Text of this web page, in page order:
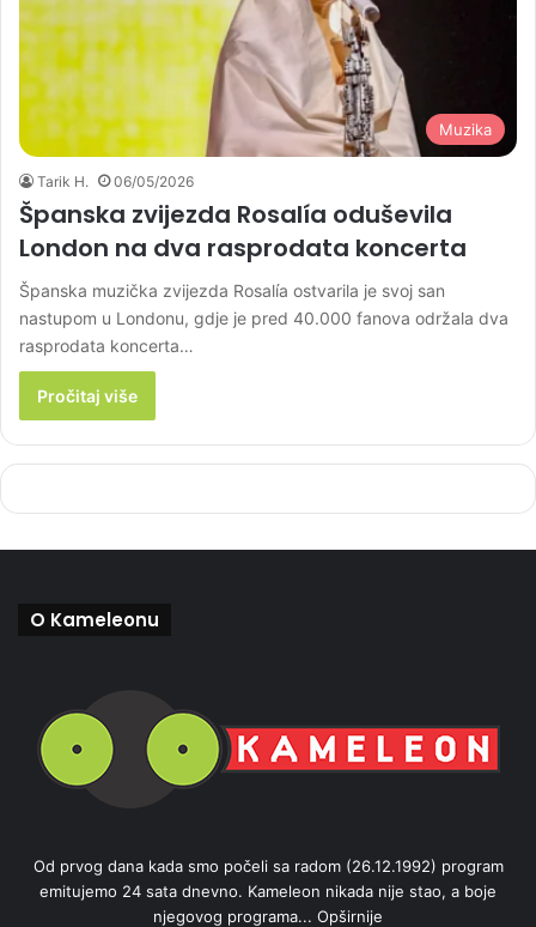
Muzika
Tarik H. 06/05/2026
Španska zvijezda Rosalía oduševila
London na dva rasprodata koncerta
Španska muzička zvijezda Rosalía ostvarila je svoj san
nastupom u Londonu, gdje je pred 40.000 fanova održala dva
rasprodata koncerta…
Pročitaj više
O Kameleonu
Od prvog dana kada smo počeli sa radom (26.12.1992) program
emitujemo 24 sata dnevno. Kameleon nikada nije stao, a boje
njegovog programa... Opširnije